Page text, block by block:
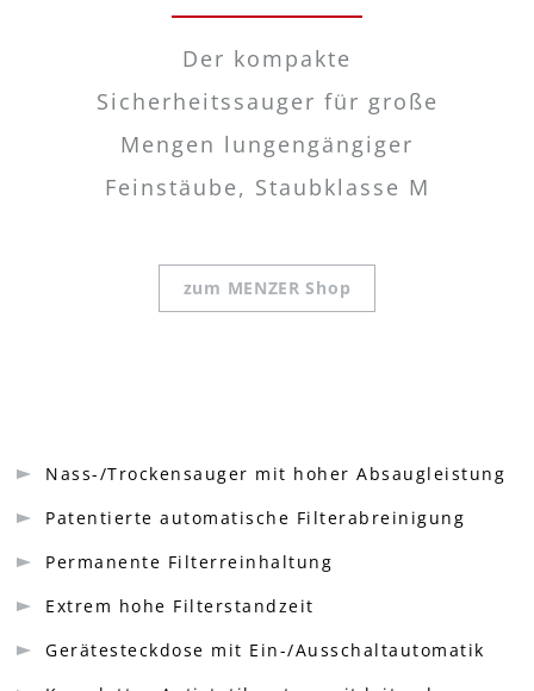
Der kompakte
Sicherheitssauger für große
Mengen lungengängiger
Feinstäube, Staubklasse M
zum MENZER Shop
Nass-/Trockensauger mit hoher Absaugleistung
Patentierte automatische Filterabreinigung
Permanente Filterreinhaltung
Extrem hohe Filterstandzeit
Gerätesteckdose mit Ein-/Ausschaltautomatik